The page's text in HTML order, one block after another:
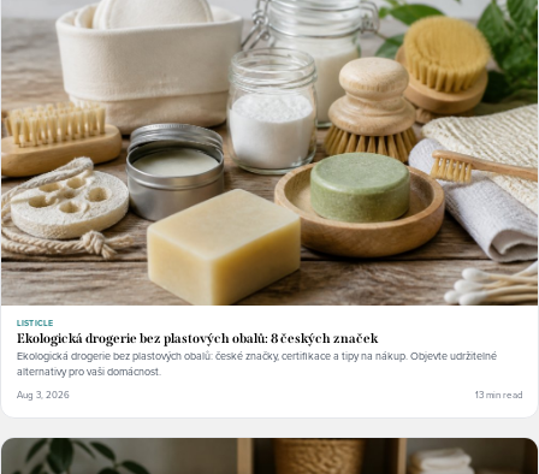
LISTICLE
Ekologická drogerie bez plastových obalů: 8 českých značek
Ekologická drogerie bez plastových obalů: české značky, certifikace a tipy na nákup. Objevte udržitelné
alternativy pro vaši domácnost.
Aug 3, 2026 13 min read